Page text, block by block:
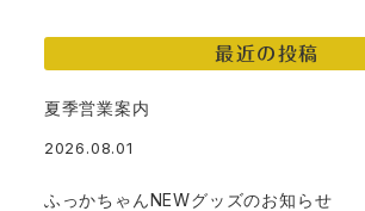
最近の投稿
夏季営業案内
2026.08.01
ふっかちゃんNEWグッズのお知らせ